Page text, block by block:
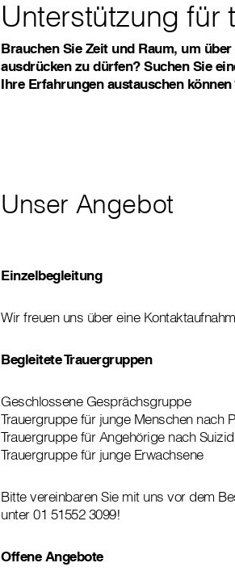
Unterstützung für
Brauchen Sie Zeit und Raum, um
ausdrücken zu dürfen? Suchen Sie
Ihre Erfahrungen austauschen können
Unser Angebot
Einzelbegleitung
Wir freuen uns über eine
Begleitete Trauergruppen
Geschlossene Gesprächsgruppe
Trauergruppe für junge Menschen nach
Trauergruppe für Angehörige nach Suizid
Trauergruppe für junge Erwachsene
Bitte vereinbaren Sie mit uns vor dem
unter 01 51552 3099!
Offene Angebote